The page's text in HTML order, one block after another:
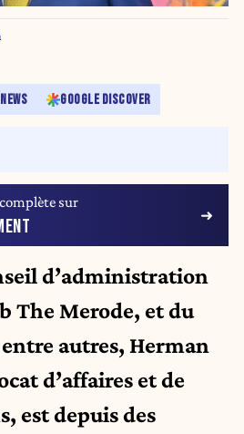
GOOGLE DISCOVER
sur
d’administration
The Merode, et du
autres, Herman
d’affaires et de
est depuis des